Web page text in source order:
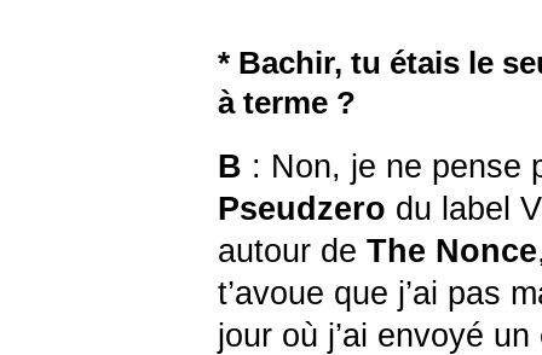
* Bachir, tu étais le
à terme ?
B : Non, je ne pense
Pseudzero du label
autour de The Nonce
t’avoue que j’ai pas
jour où j’ai envoyé